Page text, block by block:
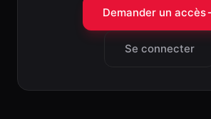
Demander un accès
Se connecter